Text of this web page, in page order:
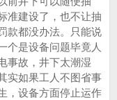
准建设了，也不让抽
款都没办法。只能说
个是设备问题毕竟人
事故，井下太潮湿
实如果工人不图省事
，设备方面停止运作